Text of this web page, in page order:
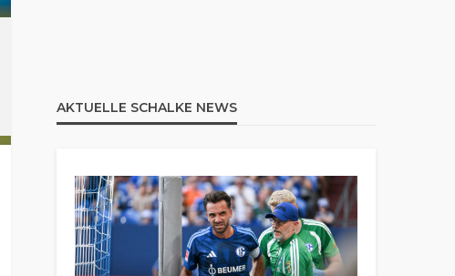
AKTUELLE SCHALKE NEWS